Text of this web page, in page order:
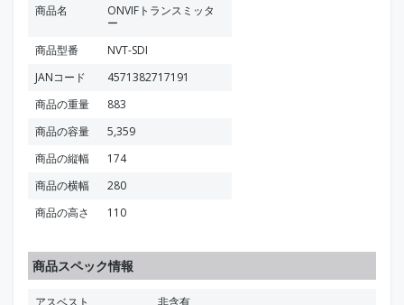
商品名
ONVIFトランスミッタ
ー
商品型番
NVT-SDI
JANコード
4571382717191
商品の重量
883
商品の容量
5,359
商品の縦幅
174
商品の横幅
280
商品の高さ
110
商品スペック情報
アスベスト
非含有